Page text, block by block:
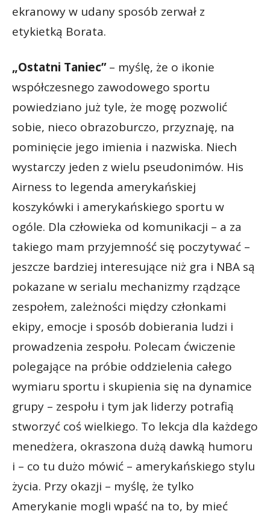
ekranowy w udany sposób zerwał z
etykietką Borata.
„Ostatni Taniec”– myślę, że o ikonie
współczesnego zawodowego sportu
powiedziano już tyle, że mogę pozwolić
sobie, nieco obrazoburczo, przyznaję, na
pominięcie jego imienia i nazwiska. Niech
wystarczy jeden z wielu pseudonimów. His
Airness to legenda amerykańskiej
koszykówki i amerykańskiego sportu w
ogóle. Dla człowieka od komunikacji – a za
takiego mam przyjemność się poczytywać –
jeszcze bardziej interesujące niż gra i NBA są
pokazane w serialu mechanizmy rządzące
zespołem, zależności między członkami
ekipy, emocje i sposób dobierania ludzi i
prowadzenia zespołu. Polecam ćwiczenie
polegające na próbie oddzielenia całego
wymiaru sportu i skupienia się na dynamice
grupy – zespołu i tym jak liderzy potrafią
stworzyć coś wielkiego. To lekcja dla każdego
menedżera, okraszona dużą dawką humoru
i – co tu dużo mówić – amerykańskiego stylu
życia. Przy okazji – myślę, że tylko
Amerykanie mogli wpaść na to, by mieć